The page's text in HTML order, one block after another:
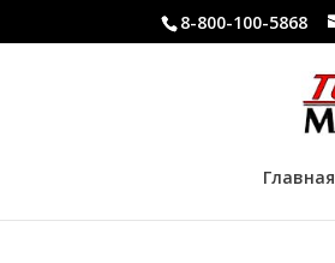
8-800-100-5868
Главная